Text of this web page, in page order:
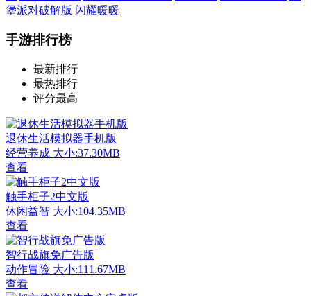
堡派对破解版 闪耀暖暖
手游排行榜
最新排行
最热排行
评分最高
退休生活模拟器手机版
经营养成 大小:37.30MB
查看
触手柜子2中文版
休闲益智 大小:104.35MB
查看
智行战旗免广告版
动作冒险 大小:111.67MB
查看